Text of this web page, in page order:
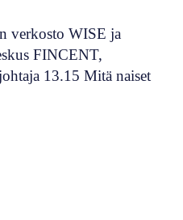
verkosto WISE ja
FINCENT,
13.15 Mitä naiset